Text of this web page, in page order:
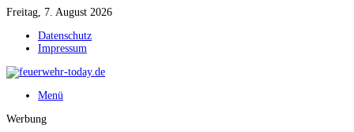
Freitag, 7. August 2026
Datenschutz
Impressum
Menü
Werbung